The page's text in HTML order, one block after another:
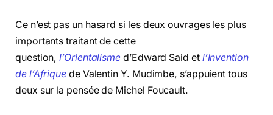
Ce n’est pas un hasard si les deux ouvrages les plus
importants traitant de cette
question,l’Orientalisme d’Edward Said et l’Invention
de l’Afrique de Valentin Y. Mudimbe, s’appuient tous
deux sur la pensée de Michel Foucault.